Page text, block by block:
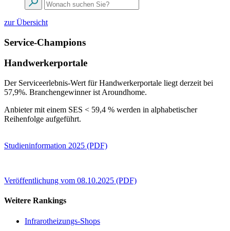
zur Übersicht
Service-Champions
Handwerkerportale
Der Serviceerlebnis-Wert für Handwerkerportale liegt derzeit bei
57,9%. Branchengewinner ist Aroundhome.
Anbieter mit einem SES < 59,4 % werden in alphabetischer
Reihenfolge aufgeführt.
Studieninformation 2025 (PDF)
Veröffentlichung vom 08.10.2025 (PDF)
Weitere Rankings
Infrarotheizungs-Shops